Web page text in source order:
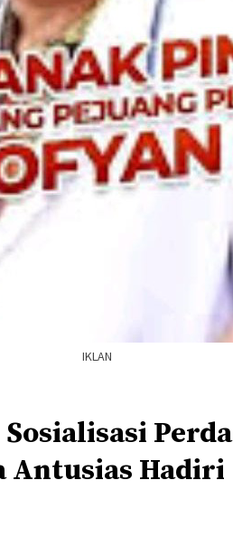
IKLAN
Perda
Antusias Hadiri